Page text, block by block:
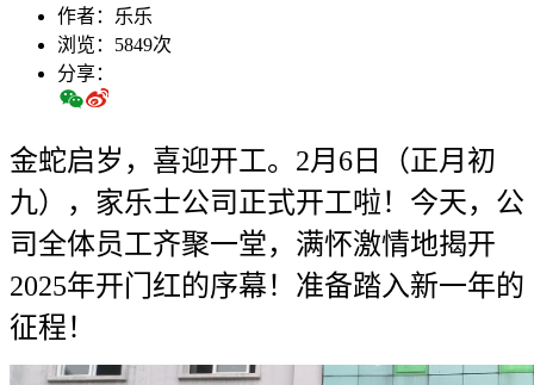
作者：乐乐
浏览：5849次
分享：
金蛇启岁，喜迎开工。2月6日（正月初
九），家乐士公司正式开工啦！今天，公
司全体员工齐聚一堂，满怀激情地揭开
2025年开门红的序幕！准备踏入新一年的
征程！